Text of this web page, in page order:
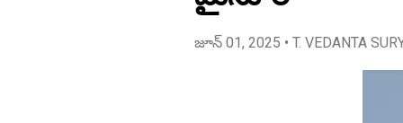
జూన్ 01, 2025 • T. VEDANTA